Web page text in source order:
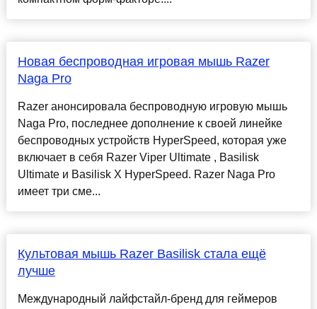
Новая беспроводная игровая мышь Razer
Naga Pro
Razer анонсировала беспроводную игровую мышь
Naga Pro, последнее дополнение к своей линейке
беспроводных устройств HyperSpeed, которая уже
включает в себя Razer Viper Ultimate , Basilisk
Ultimate и Basilisk X HyperSpeed. Razer Naga Pro
имеет три сме...
Культовая мышь Razer Basilisk стала ещё
лучше
Международный лайфстайл-бренд для геймеров